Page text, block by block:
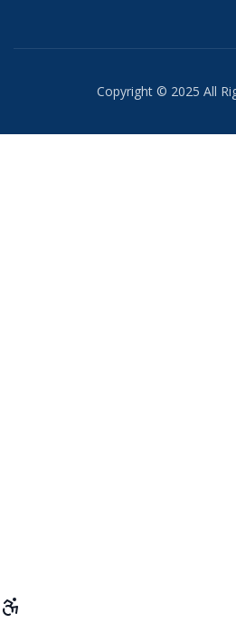
Copyright © 2025 All